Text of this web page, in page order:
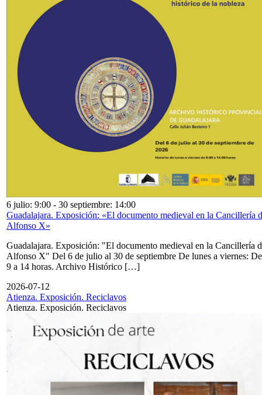
6 julio: 9:00 - 30 septiembre: 14:00
Guadalajara. Exposición: «El documento medieval en la Cancillería
Alfonso X»
Guadalajara. Exposición: "El documento medieval en la Cancillería
Alfonso X" Del 6 de julio al 30 de septiembre De lunes a viernes: De
9 a 14 horas. Archivo Histórico […]
2026-07-12
Atienza. Exposición. Reciclavos
Atienza. Exposición. Reciclavos